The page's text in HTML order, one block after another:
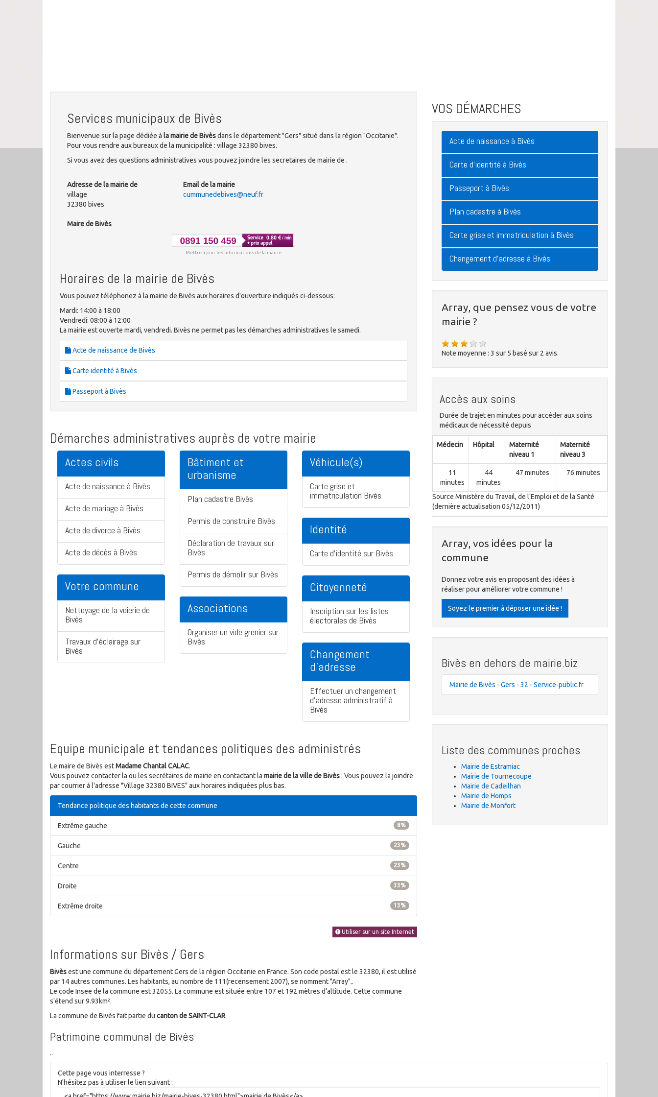
Services municipaux de Bivès
Bienvenue sur la page dédiée à la mairie de Bivèsdans le département "Gers" situé dans la région "Occitanie".
Pour vous rendre aux bureaux de la municipalité : village 32380 bives.
Si vous avez des questions administratives vous pouvez joindre les secretaires de mairie de .
Adresse de la mairie de
village
32380 bives
Maire de Bivès
Email de la mairie
cummunedebives@neuf.fr
Mettre à jour les informations de la mairie
Horaires de la mairie de Bivès
Vous pouvez téléphonez à la mairie de Bivès aux horaires d'ouverture indiqués ci-dessous:
Mardi: 14:00 à 18:00
Vendredi: 08:00 à 12:00
La mairie est ouverte mardi, vendredi. Bivès ne permet pas les démarches administratives le samedi.
Acte de naissance de Bivès
Carte identité à Bivès
Passeport à Bivès
Démarches administratives auprès de votre mairie
Actes civils
Acte de naissance à Bivès
Acte de mariage à Bivès
Acte de divorce à Bivès
Acte de décès à Bivès
Votre commune
Nettoyage de la voierie de
Bivès
Travaux d'éclairage sur
Bivès
Bâtiment et
urbanisme
Plan cadastre Bivès
Permis de construire Bivès
Déclaration de travaux sur
Bivès
Permis de démolir sur Bivès
Associations
Organiser un vide grenier sur
Bivès
Véhicule(s)
Carte grise et
immatriculation Bivès
Identité
Carte d'identité sur Bivès
Citoyenneté
Inscription sur les listes
électorales de Bivès
Changement
d'adresse
Effectuer un changement
d'adresse administratif à
Bivès
Equipe municipale et tendances politiques des administrés
Le maire de Bivès estMadame Chantal CALAC.
Vous pouvez contacter la ou les secrétaires de mairie en contactant la mairie de la ville de Bivès: Vous pouvez la joindre
par courrier à l'adresse "Village 32380 BIVES" aux horaires indiquées plus bas.
Tendance politique des habitants de cette commune
8%
Extrême gauche
23%
Gauche
23%
Centre
33%
Droite
13%
Extrême droite
Utiliser sur un site Internet
Informations sur Bivès / Gers
Bivèsest une commune du département Gers de la région Occitanie en France. Son code postal est le 32380, il est utilisé
par 14 autres communes. Les habitants, au nombre de 111(recensement 2007), se nomment "Array"..
Le code Insee de la commune est 32055. La commune est située entre 107 et 192 mètres d'altitude. Cette commune
s'étend sur 9.93km².
La commune de Bivès fait partie du canton de SAINT-CLAR.
Patrimoine communal de Bivès
..
VOS DÉMARCHES
Acte de naissance à Bivès
Carte d'identité à Bivès
Passeport à Bivès
Plan cadastre à Bivès
Carte grise et immatriculation à Bivès
Changement d'adresse à Bivès
Array, que pensez vous de votre
mairie ?
Note moyenne : 3 sur 5 basé sur 2 avis.
Accès aux soins
Durée de trajet en minutes pour accéder aux soins
médicaux de nécessité depuis
Médecin Hôpital
Maternité
niveau 1
Maternité
niveau 3
11
minutes
44
minutes
47 minutes 76 minutes
Source Ministère du Travail, de l'Emploi et de la Santé
(dernière actualisation 05/12/2011)
Array, vos idées pour la
commune
Donnez votre avis en proposant des idées à
réaliser pour améliorer votre commune !
Soyez le premier à déposer une idée !
Bivès en dehors de mairie.biz
Mairie de Bivès - Gers - 32 - Service-public.fr
Liste des communes proches
Mairie de Estramiac
Mairie de Tournecoupe
Mairie de Cadeilhan
Mairie de Homps
Mairie de Monfort
Cette page vous interresse ?
N'hésitez pas à utiliser le lien suivant :